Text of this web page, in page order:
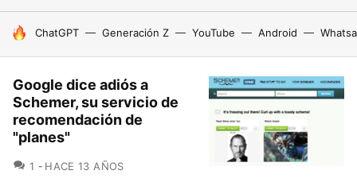
HOY SE HABLA DE
ChatGPT Generación Z YouTube Android
Google dice adiós a
Schemer, su servicio de
recomendación de
"planes"
1 COMENTARIOS
HACE 13 AÑOS